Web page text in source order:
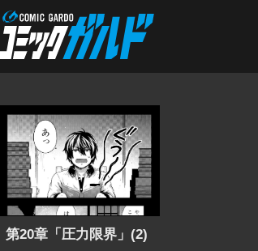
コミックガルド
第20章「圧力限界」(2)